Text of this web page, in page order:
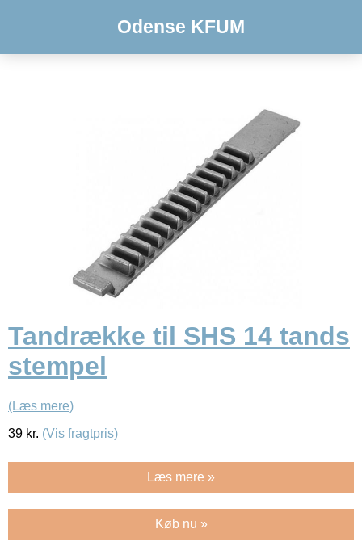
Odense KFUM
Tandrække til SHS 14 tands
stempel
(Læs mere)
39 kr. (Vis fragtpris)
Læs mere »
Køb nu »